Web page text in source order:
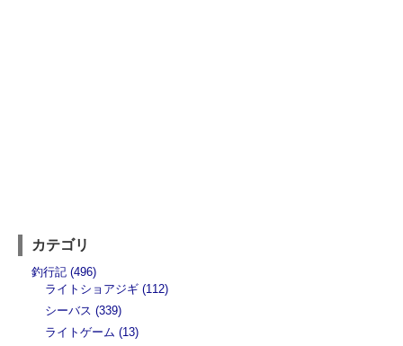
カテゴリ
釣行記 (496)
ライトショアジギ (112)
シーバス (339)
ライトゲーム (13)